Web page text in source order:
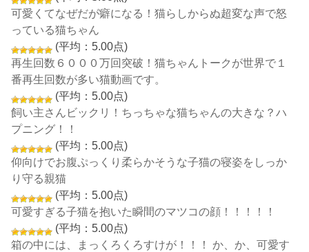
可愛くてなぜだが癖になる！猫らしからぬ超変な声で怒
っている猫ちゃん
(平均：5.00点)
再生回数６０００万回突破！猫ちゃんトークが世界で１
番再生回数が多い猫動画です。
(平均：5.00点)
飼い主さんビックリ！ちっちゃな猫ちゃんの大きな？ハ
プニング！！
(平均：5.00点)
仰向けでお腹ぷっくり柔らかそうな子猫の寝姿をしっか
り守る親猫
(平均：5.00点)
可愛すぎる子猫を抱いた瞬間のマツコの顔！！！！！
(平均：5.00点)
箱の中には、まっくろくろすけが！！！ か、か、可愛す